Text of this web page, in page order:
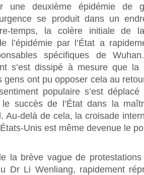
une deuxième épidémie de
se produit dans un
temps, la colère initiale de
l’épidémie par l’État a
spécifiques de
s’est dissipé à mesure que la
gens ont pu opposer cela au
populaire s’est
le succès de l’État dans la
Au-delà de cela, la croisade
Unis est même devenue le
la brève vague de
Dr Li Wenliang, rapidement